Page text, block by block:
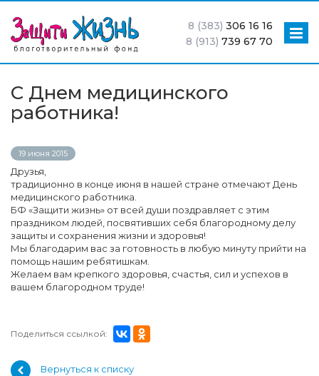
8 (383) 306 16 16
8 (913) 739 67 70
С Днем медицинского
работника!
19 июня 2015
Друзья,
традиционно в конце июня в нашей стране отмечают День
медицинского работника.
БФ «Защити жизнь» от всей души поздравляет с этим
праздником людей, посвятивших себя благородному делу
защиты и сохранения жизни и здоровья!
Мы благодарим вас за готовность в любую минуту прийти на
помощь нашим ребятишкам.
Желаем вам крепкого здоровья, счастья, сил и успехов в
вашем благородном труде!
Поделиться ссылкой:
Вернуться к списку